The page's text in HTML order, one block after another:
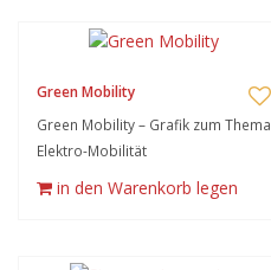
Green Mobility
Green Mobility – Grafik zum Thema
Elektro-Mobilität
in den Warenkorb legen